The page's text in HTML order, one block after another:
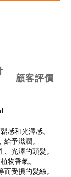
顧客評價
感和光澤感。
予滋潤。
光澤的頭髮。
物香氣。
受損的髮絲。